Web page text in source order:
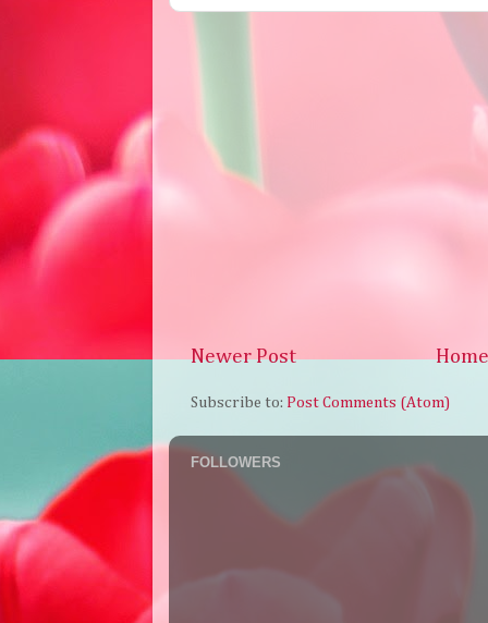
Newer Post Home
Subscribe to: Post Comments (Atom)
FOLLOWERS